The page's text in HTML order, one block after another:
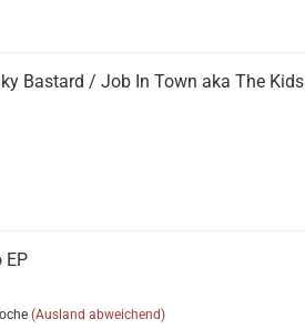
Bastard / Job In Town aka The Kids
EP
(Ausland abweichend)